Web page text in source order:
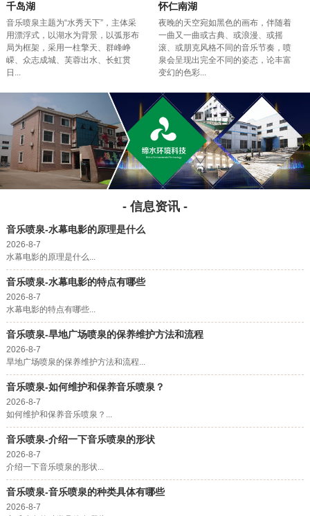
千岛湖
音乐喷泉主题为“水秀天下”，主体采
用漂浮式，以湖水为背景，以弧形布
局为框架，采用一柱擎天、群峰峥
嵘、众志成城、芙蓉出水、长虹贯
日...
怀仁南湖
夜晚的天空宛如黑色的画布，伴随着
一曲又一曲或古典、或浪漫、或摇
滚、或朋克风格不同的音乐节奏，喷
泉会呈现出完全不同的姿态，论丰富
变幻的色彩...
- 信息资讯 -
音乐喷泉-水幕电影的原理是什么
2026-8-7
水幕电影的原理是什么...
音乐喷泉-水幕电影的特点有哪些
2026-8-7
水幕电影的特点有哪些...
音乐喷泉-旱地广场喷泉的保养维护方法和流程
2026-8-7
旱地广场喷泉的保养维护方法和流程...
音乐喷泉-如何维护和保养音乐喷泉？
2026-8-7
如何维护和保养音乐喷泉？...
音乐喷泉-介绍一下音乐喷泉的形状
2026-8-7
介绍一下音乐喷泉的形状...
音乐喷泉-音乐喷泉的种类具体有哪些
2026-8-7